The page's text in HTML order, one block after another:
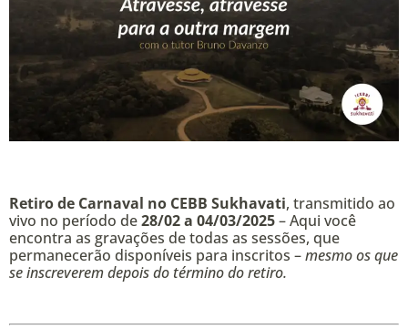
Retiro de Carnaval no CEBB Sukhavati, transmitido ao
vivo no período de28/02 a 04/03/2025– Aqui você
encontra as gravações de todas as sessões, que
permanecerão disponíveis para inscritos –mesmo os que
se inscreverem depois do término do retiro.